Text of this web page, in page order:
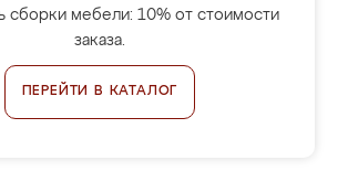
сборки мебели: 10% от стоимости
заказа.
ПЕРЕЙТИ В КАТАЛОГ